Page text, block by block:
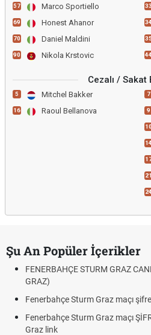
57 Marco Sportiello
69 Honest Ahanor
70 Daniel Maldini
90 Nikola Krstovic
33
34
35
44
Cezalı /
5 Mitchel Bakker
16 Raoul Bellanova
7
9
10
14
21
24
Şu An Popüler İçerikler
FENERBAHÇE STURM GRAZ
GRAZ)
Fenerbahçe Sturm Graz maçı
Fenerbahçe Sturm Graz maçı
Graz link